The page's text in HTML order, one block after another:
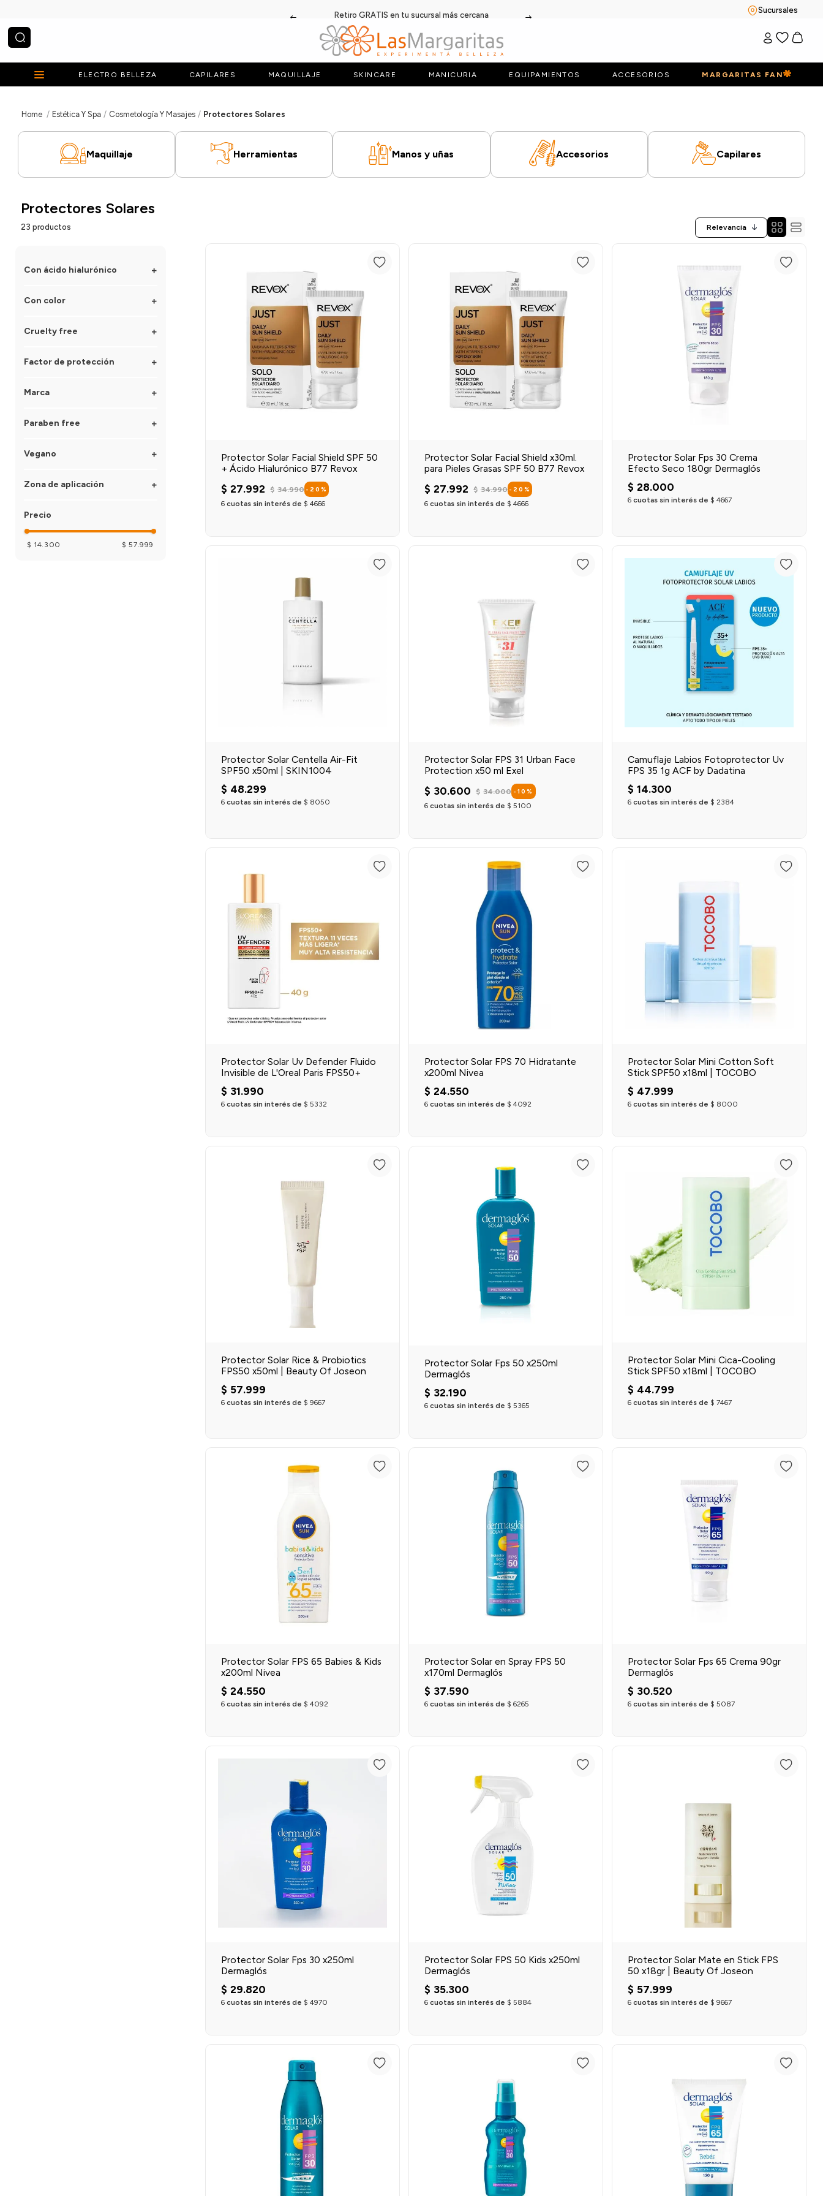
Retiro GRATIS en tu sucursal más cercana
Sucursales
¿Qué estás buscando?
ELECTRO BELLEZA CAPILARES MAQUILLAJE SKINCARE MANICURIA EQUIPAMIENTOS ACCESORIOS MARGARITAS FAN
Estética Y Spa Cosmetología Y Masajes Protectores Solares
Maquillaje Herramientas Manos y uñas Accesorios Capilares
Protectores Solares
23 productos Relevancia
Con ácido hialurónico
Con color
No
Cruelty free
No
Factor de protección
35
Más de 60
Marca
TOCOBO
Nivea
SKIN1004
Exel
Paraben free
No
Vegano
No
Zona de aplicación
Cuerpo
Labios
Rostro y cuerpo
$ 14.300 $ 57.999
Protector Solar Facial Shield SPF 50
+ Ácido Hialurónico B77 Revox
$ 27.992 $ 34.990 - 20 %
6cuotas sin interés de $ 4666
Protector Solar Facial Shield x30ml.
para Pieles Grasas SPF 50 B77 Revox
$ 27.992 $ 34.990 - 20 %
6cuotas sin interés de $ 4666
Protector Solar Fps 30 Crema
Efecto Seco 180gr Dermaglós
$ 28.000
6cuotas sin interés de $ 4667
Protector Solar Centella Air-Fit
SPF50 x50ml | SKIN1004
$ 48.299
6cuotas sin interés de $ 8050
Protector Solar FPS 31 Urban Face
Protection x50 ml Exel
$ 30.600 $ 34.000 -10%
6cuotas sin interés de $ 5100
Agregar al carrito
Camuflaje Labios Fotoprotector Uv
FPS 35 1g ACF by Dadatina
$ 14.300
6cuotas sin interés de $ 2384
Protector Solar Uv Defender Fluido
Invisible de L'Oreal Paris FPS50+
$ 31.990
6cuotas sin interés de $ 5332
Protector Solar FPS 70 Hidratante
x200ml Nivea
$ 24.550
6cuotas sin interés de $ 4092
Protector Solar Mini Cotton Soft
Stick SPF50 x18ml | TOCOBO
$ 47.999
6cuotas sin interés de $ 8000
Protector Solar Rice & Probiotics
FPS50 x50ml | Beauty Of Joseon
$ 57.999
6cuotas sin interés de $ 9667
Protector Solar Fps 50 x250ml
Dermaglós
$ 32.190
6cuotas sin interés de $ 5365
Protector Solar Mini Cica-Cooling
Stick SPF50 x18ml | TOCOBO
$ 44.799
6cuotas sin interés de $ 7467
Protector Solar FPS 65 Babies & Kids
x200ml Nivea
$ 24.550
6cuotas sin interés de $ 4092
Protector Solar en Spray FPS 50
x170ml Dermaglós
$ 37.590
6cuotas sin interés de $ 6265
Protector Solar Fps 65 Crema 90gr
Dermaglós
$ 30.520
6cuotas sin interés de $ 5087
Protector Solar Fps 30 x250ml
Dermaglós
$ 29.820
6cuotas sin interés de $ 4970
Agregar al carrito
Protector Solar FPS 50 Kids x250ml
Dermaglós
$ 35.300
6cuotas sin interés de $ 5884
Protector Solar Mate en Stick FPS
50 x18gr | Beauty Of Joseon
$ 57.999
6cuotas sin interés de $ 9667